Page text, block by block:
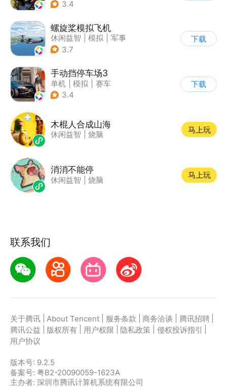
| 写实
3.4
螺旋桨模拟飞机
休闲益智 模拟
军事
| 剧情
3.7
下载
手动挡停车场3
单机 模拟
赛车
| 开放世界
3.4
下载
木棍人合成山海
休闲益智 烧脑
马上玩
消消不能停
休闲益智 烧脑
马上玩
联系我们
关于腾讯 About Tencent 服务条款 商务洽谈 腾讯招聘
腾讯公益
版权所有 用户权限 隐私政策 侵权投诉指引
用户协议
版本号: 9.2.5
备案号: 粤B2-20090059-1623A
主办者: 深圳市腾讯计算机系统有限公司